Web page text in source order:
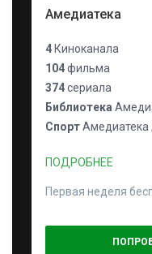
Амедиатека
4 Киноканала
104фильма
374сериала
Библиотека
СпортАмедиатека
ПОДРОБНЕЕ
Первая неделя